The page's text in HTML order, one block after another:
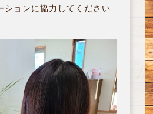
ションに協力してください